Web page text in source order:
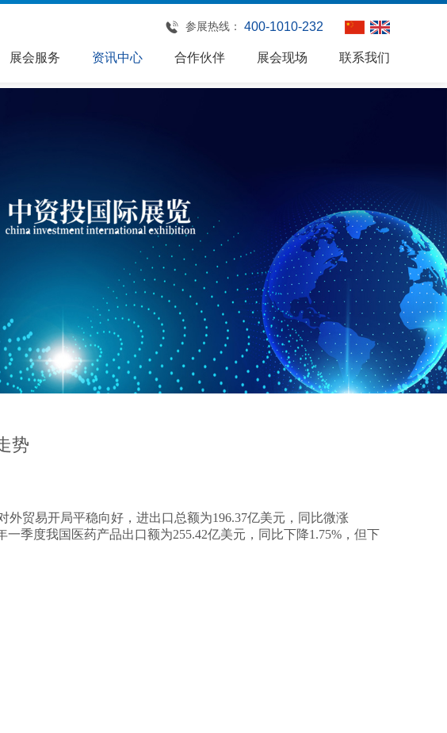
参展热线： 400-1010-232
展会服务 资讯中心 合作伙伴 展会现场 联系我们
势
贸易开局平稳向好，进出口总额为196.37亿美元，同比微涨
季度我国医药产品出口额为255.42亿美元，同比下降1.75%，但下